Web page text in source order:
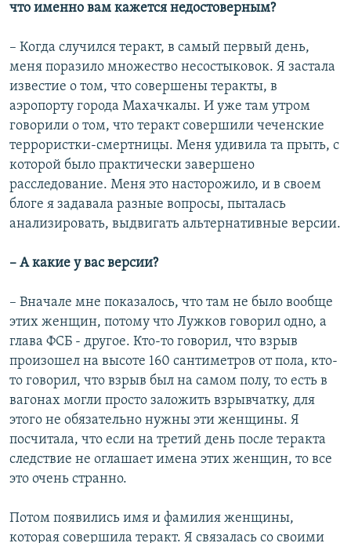
что именно вам кажется недостоверным?
– Когда случился теракт, в самый первый день,
меня поразило множество несостыковок. Я застала
известие о том, что совершены теракты, в
аэропорту города Махачкалы. И уже там утром
говорили о том, что теракт совершили чеченские
террористки-смертницы. Меня удивила та прыть, с
которой было практически завершено
расследование. Меня это насторожило, и в своем
блоге я задавала разные вопросы, пыталась
анализировать, выдвигать альтернативные версии.
– А какие у вас версии?
– Вначале мне показалось, что там не было вообще
этих женщин, потому что Лужков говорил одно, а
глава ФСБ - другое. Кто-то говорил, что взрыв
произошел на высоте 160 сантиметров от пола, кто-
то говорил, что взрыв был на самом полу, то есть в
вагонах могли просто заложить взрывчатку, для
этого не обязательно нужны эти женщины. Я
посчитала, что если на третий день после теракта
следствие не оглашает имена этих женщин, то все
это очень странно.
Потом появились имя и фамилия женщины,
которая совершила теракт. Я связалась со своими